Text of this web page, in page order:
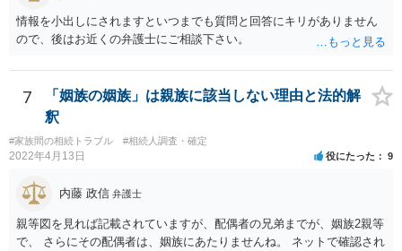
しどころ）としては，譲歩することを甘受しなければならないかもし
れません。
情報を小出しにされますといつまでも質問と回答にキリがありません
ので、後はお近くの弁護士にご相談下さい。
7
「姻族の姻族」は親族に該当しない理由と法的解
釈
#家族間の相続トラブル #相続人調査・確定
2022年4月13日 役にたった 9
内藤 政信 弁護士
親等図を見れば記載されていますが、配偶者の兄弟までが、姻族2親等
で、 さらにその配偶者は、姻族にあたりませんね。 ネットで確認され